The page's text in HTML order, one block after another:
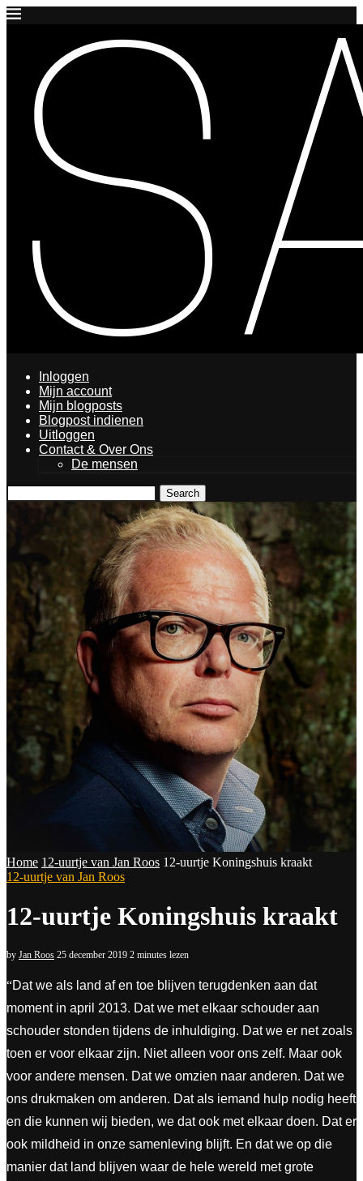
Inloggen
Mijn account
Mijn blogposts
Blogpost indienen
Uitloggen
Contact & Over Ons
De mensen
Search
Home 12-uurtje van Jan Roos 12-uurtje Koningshuis kraakt
12-uurtje van Jan Roos
12-uurtje Koningshuis kraakt
by Jan Roos 25 december 2019 2 minutes lezen
“Dat we als land af en toe blijven terugdenken aan dat
moment in april 2013. Dat we met elkaar schouder aan
schouder stonden tijdens de inhuldiging. Dat we er net zoals
toen er voor elkaar zijn. Niet alleen voor ons zelf. Maar ook
voor andere mensen. Dat we omzien naar anderen. Dat we
ons drukmaken om anderen. Dat als iemand hulp nodig heeft
en die kunnen wij bieden, we dat ook met elkaar doen. Dat er
ook mildheid in onze samenleving blijft. En dat we op die
manier dat land blijven waar de hele wereld met grote